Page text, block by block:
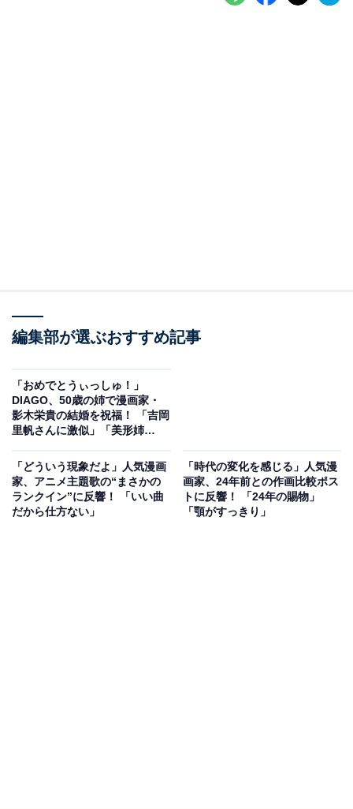
編集部が選ぶおすすめ記事
「おめでとうぃっしゅ！」
DIAGO、50歳の姉で漫画家・
影木栄貴の結婚を祝福！ 「吉岡
里帆さんに激似」「美形姉
「どういう現象だよ」人気漫画
家、アニメ主題歌の“まさかの
ランクイン”に反響！ 「いい曲
だから仕方ない」
「時代の変化を感じる」人気漫
画家、24年前との作画比較ポス
トに反響！ 「24年の賜物」
「顎がすっきり」